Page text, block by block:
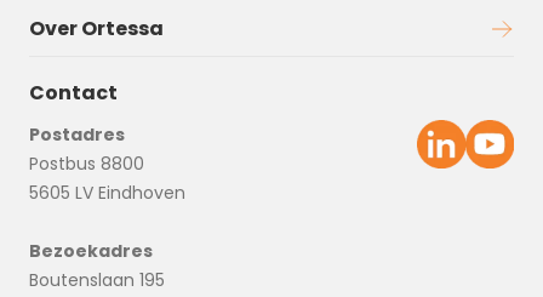
Over Ortessa
Contact
Postadres
Postbus 8800
5605 LV Eindhoven
Bezoekadres
Boutenslaan 195